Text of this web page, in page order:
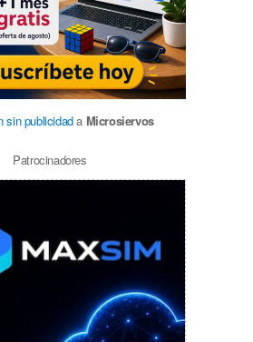
sin publicidada Microsiervos
Patrocinadores